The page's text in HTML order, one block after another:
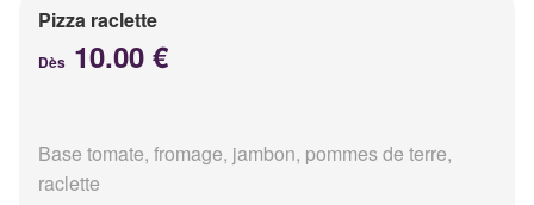
Pizza raclette
Dès 10.00 €
Base tomate, fromage, jambon, pommes de terre,
raclette